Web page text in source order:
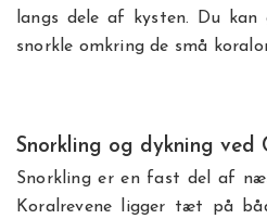
langs dele af kysten. Du
snorkle omkring de små
Snorkling og dykning ved
Snorkling er en fast del af
Koralrevene ligger tæt på